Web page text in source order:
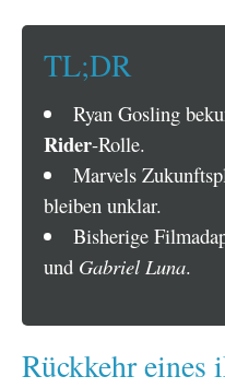
TL;DR
Ryan Gosling
Rider-Rolle.
Marvels
bleiben unklar.
Bisherige
und Gabriel Luna.
Rückkehr eines